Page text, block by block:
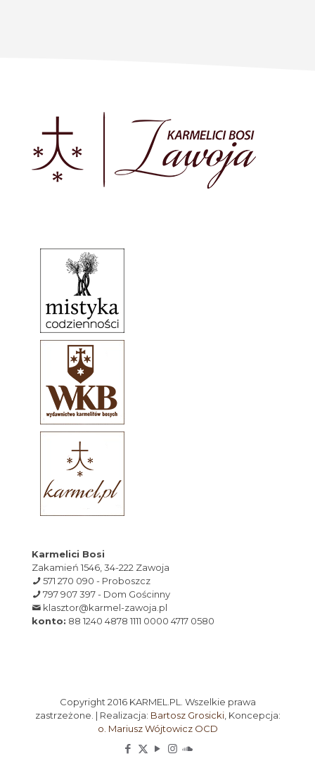
Karmelici Bosi
Zakamień 1546, 34-222 Zawoja
571 270 090 - Proboszcz
797 907 397 - Dom Gościnny
klasztor@karmel-zawoja.pl
konto: 88 1240 4878 1111 0000 4717 0580
Copyright 2016 KARMEL.PL. Wszelkie prawa
zastrzeżone. | Realizacja: Bartosz Grosicki, Koncepcja:
o. Mariusz Wójtowicz OCD